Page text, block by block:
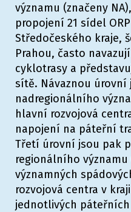
významu (značeny
propojení 21 sídel
Středočeského kraje,
Prahou, často
cyklotrasy a
sítě. Návaznou
nadregionálního
hlavní rozvojová
napojení na páteřní
Třetí úrovní jsou pak
regionálního významu
významných
rozvojová centra v
jednotlivých páteřních